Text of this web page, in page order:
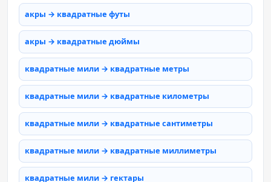
акры → квадратные футы
акры → квадратные дюймы
квадратные мили → квадратные метры
квадратные мили → квадратные километры
квадратные мили → квадратные сантиметры
квадратные мили → квадратные миллиметры
квадратные мили → гектары